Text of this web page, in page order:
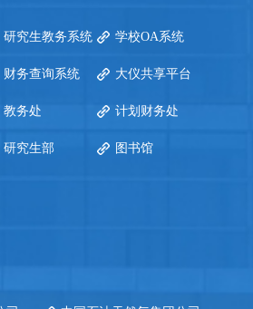
研究生教务系统 学校OA系统
财务查询系统 大仪共享平台
教务处 计划财务处
研究生部 图书馆